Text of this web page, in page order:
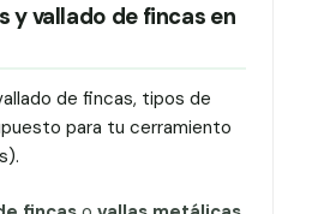
y vallado de fincas en
de fincas, tipos de
para tu cerramiento